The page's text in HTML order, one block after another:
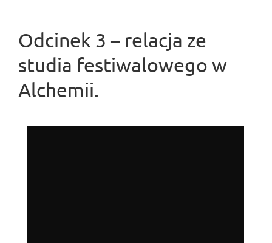
Odcinek 3 – relacja ze
studia festiwalowego w
Alchemii.